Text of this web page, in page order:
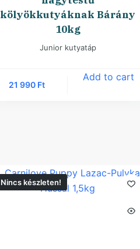
kölyökkutyáknak Bárány
10kg
Junior kutyatáp
21 990 Ft
Add to cart
Nincs készleten!